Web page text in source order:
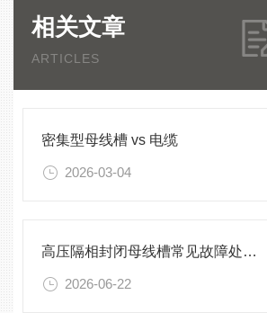
相关文章
ARTICLES
密集型母线槽 vs 电缆
2026-03-04
高压隔相封闭母线槽常见故障处理方案
2026-06-22